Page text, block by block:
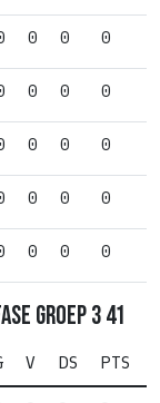
0 0 0
0 0 0
0 0 0
0 0 0
0 0 0
Groep 3 41
V DS PTS